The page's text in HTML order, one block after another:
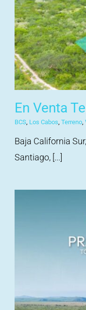
En Venta
BCS, Los Cabos, Terreno,
Baja California
Santiago, [...]